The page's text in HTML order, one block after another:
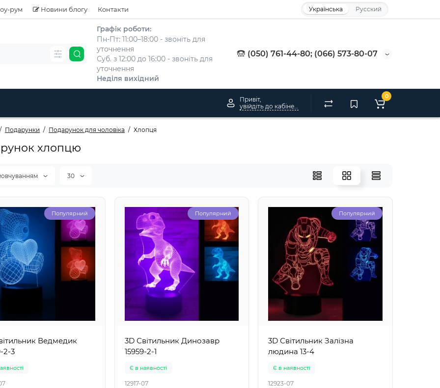
рум Новини блогу Контакти Українська Русский
Графік роботи:
Пн-Пт: 11:00–18:00 - звоніть для
уточнення
Суб. з 12:00 до 16:00 - звоніть для
уточнення
Неділя вихідний
(050) 761-44-80; (066) 573-80-07
Привіт,
0
Подарунки Подарунок для чоловіка Хлопця
хлопцю
30
Популярний
Ведмедик
2-3
Популярний
3D Світильник Динозавр
15959-2-1
Є в наявності
12917-07
Популярний
3D Світильник Залізна
людина 13-4
Є в наявності
12923-07